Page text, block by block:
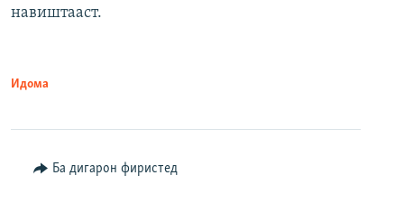
навиштааст.
Идома
Ба дигарон фиристед